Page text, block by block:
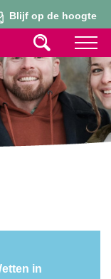
Blijf op de hoogte
in